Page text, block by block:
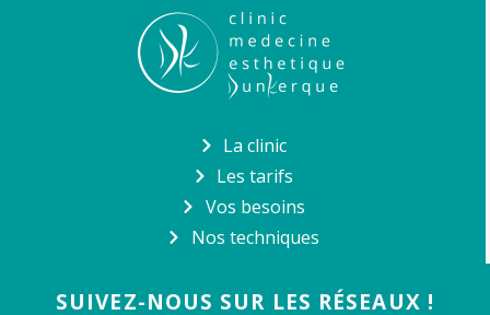
La clinic
Les tarifs
Vos besoins
Nos techniques
SUIVEZ-NOUS SUR LES RÉSEAUX !